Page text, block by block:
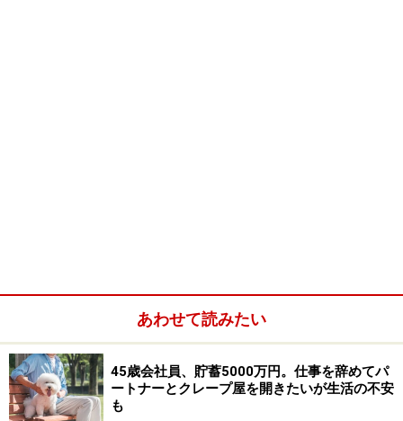
あわせて読みたい
45歳会社員、貯蓄5000万円。仕事を辞めてパ
ートナーとクレープ屋を開きたいが生活の不安
も